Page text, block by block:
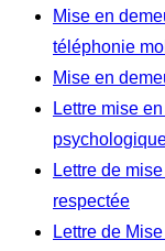
Mise en
téléphonie
Mise en
Lettre mise
Lettre de
respectée
Lettre de